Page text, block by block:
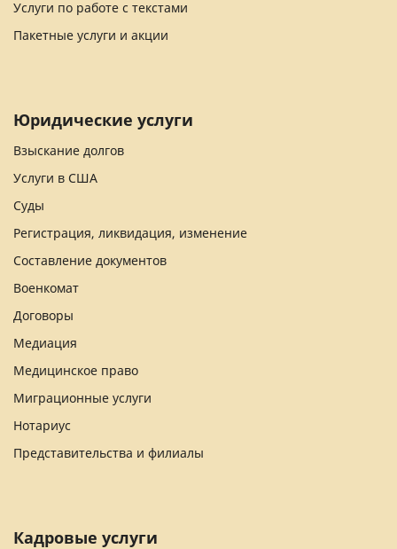
Услуги по работе с текстами
Пакетные услуги и акции
Юридические услуги
Взыскание долгов
Услуги в США
Суды
Регистрация, ликвидация, изменение
Составление документов
Военкомат
Договоры
Медиация
Медицинское право
Миграционные услуги
Нотариус
Представительства и филиалы
Кадровые услуги